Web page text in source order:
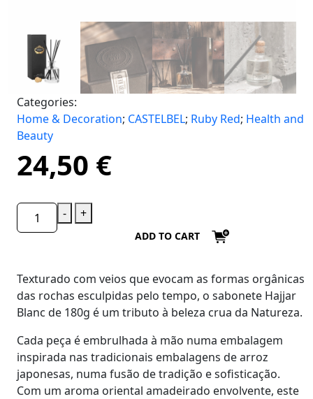
Categories:
Home & Decoration; CASTELBEL; Ruby Red; Health and
Beauty
24,50 €
- +
ADD TO CART
Texturado com veios que evocam as formas orgânicas
das rochas esculpidas pelo tempo, o sabonete Hajjar
Blanc de 180g é um tributo à beleza crua da Natureza.
Cada peça é embrulhada à mão numa embalagem
inspirada nas tradicionais embalagens de arroz
japonesas, numa fusão de tradição e sofisticação.
Com um aroma oriental amadeirado envolvente, este